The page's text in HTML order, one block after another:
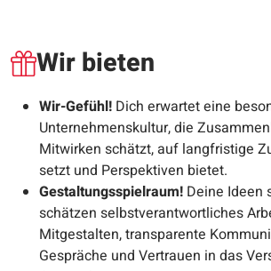
Wir bieten
Wir-Gefühl! Dich erwartet eine
Unternehmenskultur, die
Mitwirken schätzt, auf langfristige
setzt und Perspektiven bietet.
Gestaltungsspielraum! Deine Ideen
schätzen selbstverantwortliches
Mitgestalten,transparente
Gespräche und Vertrauen in das